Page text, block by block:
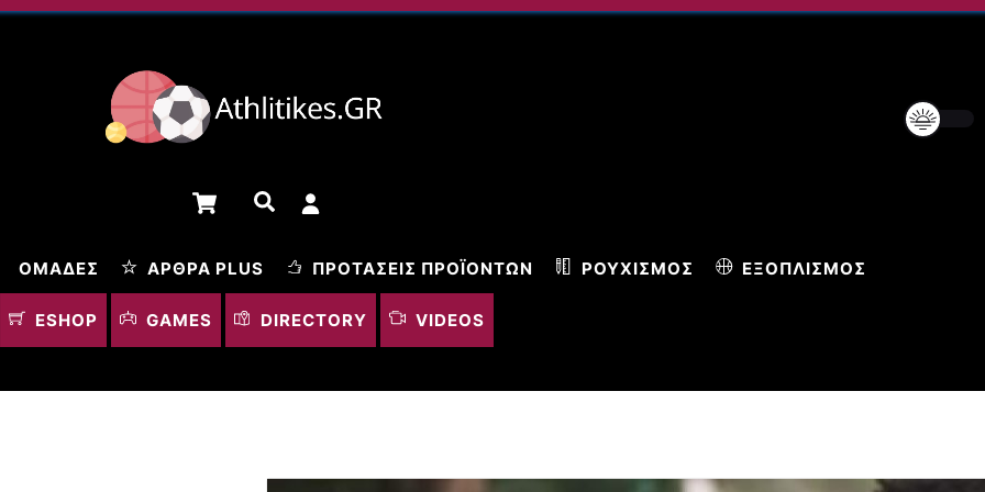
Cart Αναζήτηση
ΟΜΆΔΕΣ ΆΡΘΡΑ PLUS ΠΡΟΤΆΣΕΙΣ ΠΡΟΪΌΝΤΩΝ ΡΟΥΧΙΣΜΌΣ ΕΞΟΠΛΙΣΜΌΣ
ESHOP GAMES DIRECTORY VIDEOS